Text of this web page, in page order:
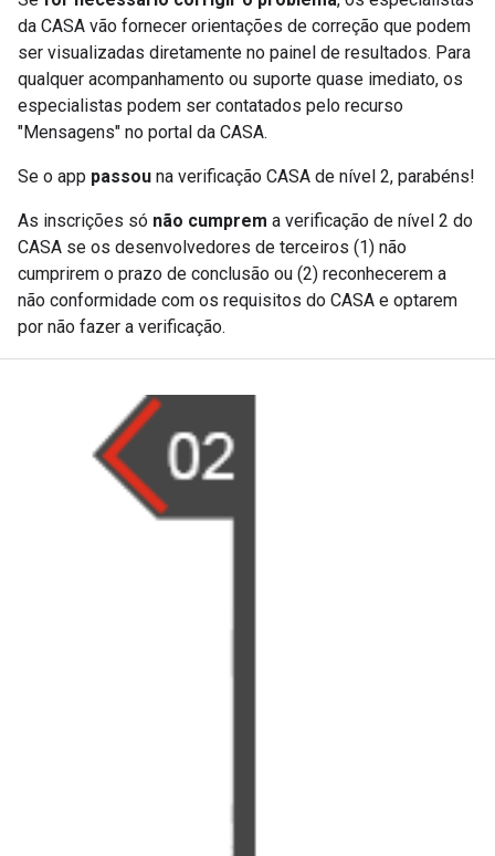
da CASA vão fornecer orientações de correção que podem
ser visualizadas diretamente no painel de resultados. Para
qualquer acompanhamento ou suporte quase imediato, os
especialistas podem ser contatados pelo recurso
"Mensagens" no portal da CASA.
Se o app passou na verificação CASA de nível 2, parabéns!
As inscrições só não cumprem a verificação de nível 2 do
CASA se os desenvolvedores de terceiros (1) não
cumprirem o prazo de conclusão ou (2) reconhecerem a
não conformidade com os requisitos do CASA e optarem
por não fazer a verificação.